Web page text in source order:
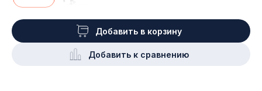
Добавить в корзину
Добавить к сравнению